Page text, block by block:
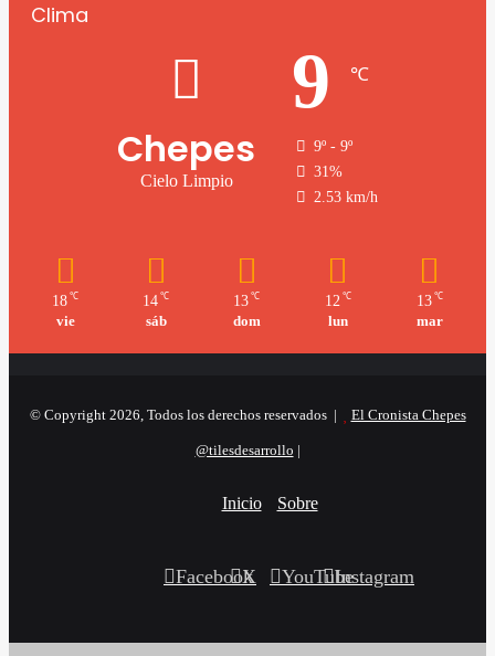
Clima
Chepes
Cielo Limpio
9 ℃
9º - 9º
31%
2.53 km/h
18 ℃
vie
14 ℃
sáb
13 ℃
dom
12 ℃
lun
13 ℃
mar
© Copyright 2026, Todos los derechos reservados | El Cronista Chepes
@tilesdesarrollo |
Inicio Sobre
Facebook
X YouTubeInstagram